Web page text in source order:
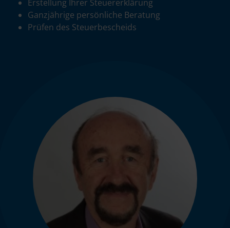
Erstellung Ihrer Steuererklärung
Ganzjährige persönliche Beratung
Prüfen des Steuerbescheids